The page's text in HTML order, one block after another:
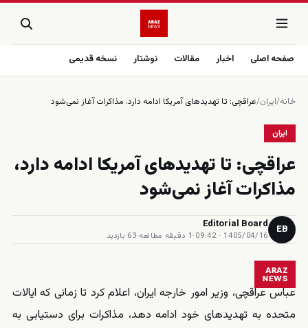
صفحه اصلی اخبار مقالات نوشتار نسخه قدیمی
خانه/ایران/عراقچی: تا تهدیدهای آمریکا ادامه دارد، مذاکرات آغاز نمی‌شود
ایران
عراقچی: تا تهدیدهای آمریکا ادامه دارد،
مذاکرات آغاز نمی‌شود
EB
Editorial Board
1405/04/16 · 09:42
·1 دقیقه مطالعه ·63 بازدید
ARAZ
NEWS
عباس عراقچی، وزیر امور خارجه ایران، اعلام کرد تا زمانی که ایالات
متحده به تهدیدهای خود ادامه دهد، مذاکرات برای دستیابی به